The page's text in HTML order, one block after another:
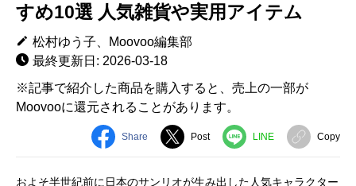
すめ10選 人気雑貨や実用アイテム
松村ゆう子、Moovoo編集部
最終更新日: 2026-03-18
※記事で紹介した商品を購入すると、売上の一部が
Moovooに還元されることがあります。
Share Post LINE Copy
およそ半世紀前に日本のサンリオが生み出した人気キャラクター